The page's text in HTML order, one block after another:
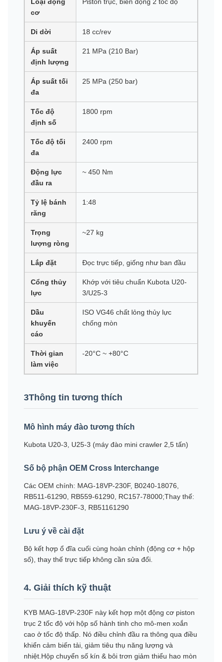
cơ
Di dời 18 cc/rev
Áp suất
định lượng
21 MPa (210 Bar)
Áp suất tối
đa
25 MPa (250 bar)
Tốc độ
định số
1800 rpm
Tốc độ tối
đa
2400 rpm
Động lực
đầu ra
~ 450 Nm
Tỷ lệ bánh
răng
1:48
Trọng
lượng ròng
~27 kg
Lắp đặt Đọc trực tiếp, giống như ban đầu
Cổng thủy
lực
Khớp với tiêu chuẩn Kubota U20-
3/U25-3
Dầu
khuyến
cáo
ISO VG46 chất lỏng thủy lực
chống mòn
Thời gian
làm việc
-20°C ~ +80°C
3Thông tin tương thích
Mô hình máy đào tương thích
Kubota U20-3, U25-3 (máy đào mini crawler 2,5 tấn)
Số bộ phận OEM Cross Interchange
Các OEM chính: MAG-18VP-230F, B0240-18076,
RB511-61290, RB559-61290, RC157-78000;Thay thế:
MAG-18VP-230F-3, RB51161290
Lưu ý về cài đặt
Bộ kết hợp ổ đĩa cuối cùng hoàn chỉnh (động cơ + hộp
số), thay thế trực tiếp không cần sửa đổi.
4. Giải thích kỹ thuật
KYB MAG-18VP-230F này kết hợp một động cơ piston
trục 2 tốc độ với hộp số hành tinh cho mô-men xoắn
cao ở tốc độ thấp. Nó điều chỉnh đầu ra thông qua điều
khiển cảm biến tải, giảm tiêu thụ năng lượng và
nhiệt.Hộp chuyển số kín & bôi trơn giảm thiểu hao mòn